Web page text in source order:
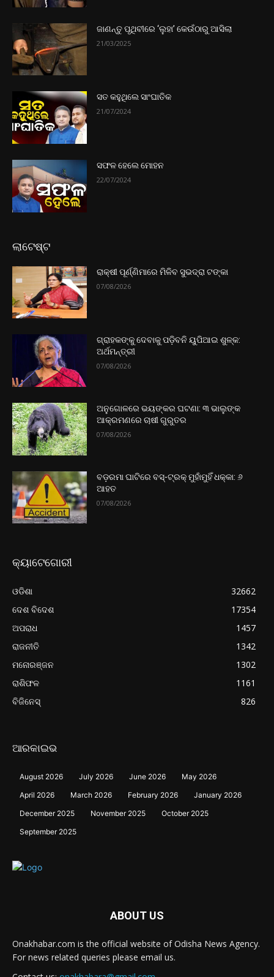
ଜାଣନ୍ତୁ ପୃଥିବୀରେ ‘ଲୁହା’ କେଉଁଠାରୁ ଆସିଲା
21/03/2025
ସତ କହୁଥିଲେ ସାଂଘାତିକ
21/07/2024
ସଫଳ ହେଲେ ମୋହନ
22/07/2024
ଲାଟେଷ୍ଟ
ରାକ୍ଷୀ ପୂର୍ଣ୍ଣିମାରେ ମିଳିବ ସୁଭଦ୍ରା ଟଙ୍କା
07/08/2026
ଗ୍ରାହକଙ୍କୁ ଦେବାକୁ ପଡ଼ିବନି ୟୁପିଆଇ ଶୁଳ୍କ:
ଅର୍ଥମନ୍ତ୍ରୀ
07/08/2026
ଅନୁଗୋଳରେ ଭୟଙ୍କର ଘଟଣା: ୩ ଭାଲୁଙ୍କ
ଆକ୍ରମଣରେ ଚାଷୀ ଗୁରୁତର
07/08/2026
ବଡ଼ରମା ଘାଟିରେ ବସ୍-ଟ୍ରକ୍ ମୁହାଁମୁହିଁ ଧକ୍କା: ୬
ଆହତ
07/08/2026
କ୍ୟାଟେଗୋରୀ
ଓଡିଶା
32662
ଦେଶ ବିଦେଶ
17354
ଅପରାଧ
1457
ରାଜନୀତି
1342
ମନୋରଞ୍ଜନ
1302
ରାଶିଫଳ
1161
ବିଜିନେସ୍
826
ଆରକାଇଭ
August 2026 July 2026 June 2026
May 2026
April 2026
March 2026 February 2026
January 2026
December 2025
November 2025
October 2025
September 2025
ABOUT US
Onakhabar.com is the official website of Odisha News Agency.
For news related queries please email us.